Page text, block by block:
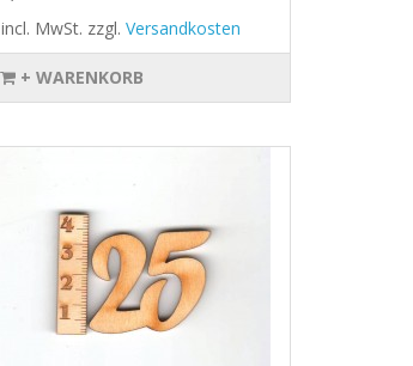
incl. MwSt. zzgl.Versandkosten
+ WARENKORB